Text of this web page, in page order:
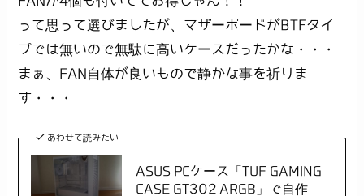
って思って選びましたが、マザーボードがBTFタイ
プでは無いので無駄に高いケースだったかな・・・
まぁ、FAN自体が良いもので静かな事を祈りま
す・・・
あわせて読みたい
ASUS PCケース「TUF GAMING
CASE GT302 ARGB」で自作